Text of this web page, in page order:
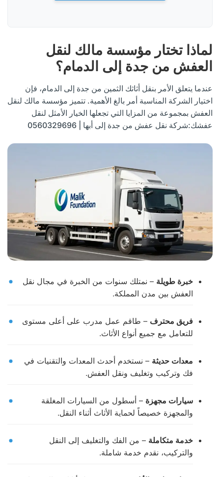
لماذا تختار مؤسسة مالك لنقل
العفش من جدة إلى الدمام؟
عندما يتعلق الأمر بنقل أثاثك الثمين من جدة إلى الدمام، فإن
اختيار الشركة المناسبة أمر بالغ الأهمية. تتميز مؤسسة مالك لنقل
العفش بمجموعة من المزايا التي تجعلها الخيار الأمثل لنقل
عفشك:شركة نقل عفش من جدة إلى أبها | 0560329696
خبرة طويلة – نمتلك سنوات من الخبرة في مجال نقل
العفش بين مدن المملكة.
فريق محترف – طاقم عمل مدرب على أعلى مستوى
للتعامل مع جميع أنواع الأثاث.
معدات حديثة – نستخدم أحدث المعدات والتقنيات في
فك وتركيب وتغليف ونقل العفش.
سيارات مجهزة – أسطول من السيارات المغلقة
والمجهزة خصيصاً لحماية الأثاث أثناء النقل.
خدمة متكاملة – من الفك والتغليف إلى النقل
والتركيب، نقدم خدمة شاملة.